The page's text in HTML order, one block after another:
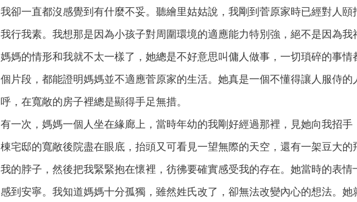
我卻一直都沒感覺到有什麼不妥。聽繪里姑姑說，我剛到菅原家時已經對人
我行我素。我想那是因為小孩子對周圍環境的適應能力特別強，絕不是因為我
媽媽的情形和我就不太一樣了，她總是不好意思叫傭人做事，一切瑣碎的事
個片段，都能證明媽媽並不適應菅原家的生活。她真是一個不懂得讓人服侍
呼，在寬敞的房子裡總是顯得手足無措。
有一次，媽媽一個人坐在緣廊上，當時年幼的我剛好經過那裡，見她向我招
棟宅邸的寬敞後院盡在眼底，抬頭又可看見一望無際的天空，還有一架豆大
我的脖子，然後把我緊緊抱在懷裡，彷彿要確實感受我的存在。她當時的表
感到安寧。我知道媽媽十分孤獨，雖然姓氏改了，卻無法改變內心的想法。